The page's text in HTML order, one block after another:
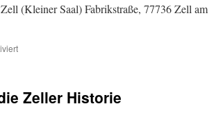
(Kleiner Saal) Fabrikstraße, 77736 Zell am
für
Mitgliederversammlung
Zeller Historie